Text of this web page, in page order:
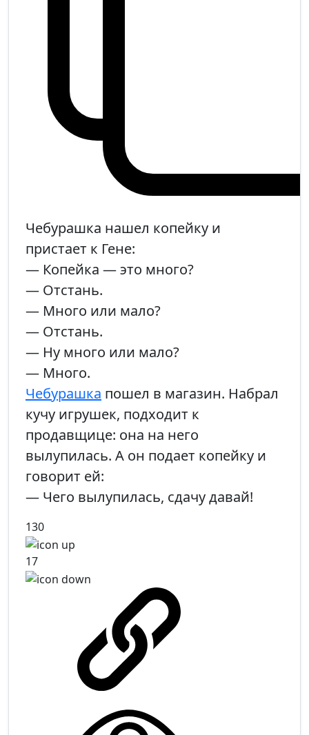
Чебурашка нашел копейку и
пристает к Гене:
— Копейка — это много?
— Отстань.
— Много или мало?
— Отстань.
— Ну много или мало?
— Много.
Чебурашка пошел в магазин. Набрал
кучу игрушек, подходит к
продавщице: она на него
вылупилась. А он подает копейку и
говорит ей:
— Чего вылупилась, сдачу давай!
130
17